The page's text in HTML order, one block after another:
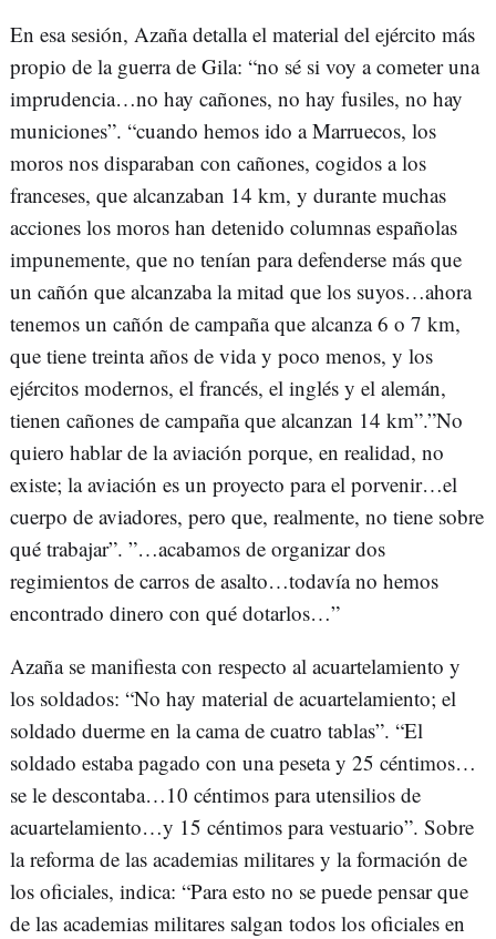
En esa sesión, Azaña detalla el material del ejército más
propio de la guerra de Gila: “no sé si voy a cometer una
imprudencia…no hay cañones, no hay fusiles, no hay
municiones”. “cuando hemos ido a Marruecos, los
moros nos disparaban con cañones, cogidos a los
franceses, que alcanzaban 14 km, y durante muchas
acciones los moros han detenido columnas españolas
impunemente, que no tenían para defenderse más que
un cañón que alcanzaba la mitad que los suyos…ahora
tenemos un cañón de campaña que alcanza 6 o 7 km,
que tiene treinta años de vida y poco menos, y los
ejércitos modernos, el francés, el inglés y el alemán,
tienen cañones de campaña que alcanzan 14 km”.”No
quiero hablar de la aviación porque, en realidad, no
existe; la aviación es un proyecto para el porvenir…el
cuerpo de aviadores, pero que, realmente, no tiene sobre
qué trabajar”. ”…acabamos de organizar dos
regimientos de carros de asalto…todavía no hemos
encontrado dinero con qué dotarlos…”
Azaña se manifiesta con respecto al acuartelamiento y
los soldados: “No hay material de acuartelamiento; el
soldado duerme en la cama de cuatro tablas”. “El
soldado estaba pagado con una peseta y 25 céntimos…
se le descontaba…10 céntimos para utensilios de
acuartelamiento…y 15 céntimos para vestuario”. Sobre
la reforma de las academias militares y la formación de
los oficiales, indica: “Para esto no se puede pensar que
de las academias militares salgan todos los oficiales en